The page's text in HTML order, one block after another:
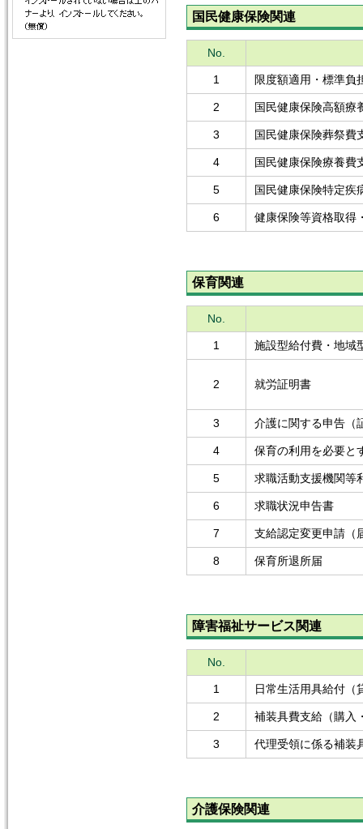
国民健康保険関連
No.
1 限度額適用・標準負
2 国民健康保険高額療
3 国民健康保険葬祭費
4 国民健康保険療養費
5 国民健康保険特定疾
6 健康保険等資格取得
保育関連
No.
1 施設型給付費・地域
2 就労証明書
3 介護に関する申告（
4 保育の利用を必要と
5 求職活動支援機関等
6 求職状況申告書
7 支給認定変更申請（
8 保育所退所届
障害福祉サービス関連
No.
1 日常生活用具給付（
2 補装具費支給（購入
3 代理受領に係る補装
介護保険関連